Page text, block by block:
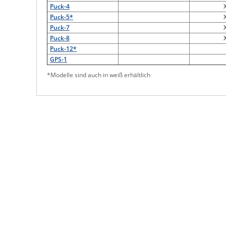
Puck-4
Puck-5*
Puck-7
Puck-8
Puck-12*
GPS-1
*Modelle sind auch in weiß erhältlich